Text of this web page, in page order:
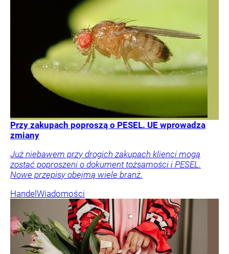
Przy zakupach poproszą o PESEL. UE wprowadza
zmiany
Już niebawem przy drogich zakupach klienci mogą
zostać poproszeni o dokument tożsamości i PESEL.
Nowe przepisy obejmą wiele branż.
HandelWiadomości